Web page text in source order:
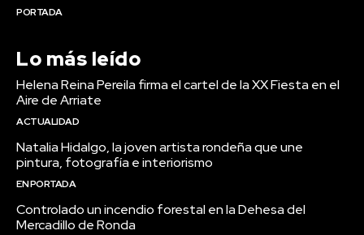
PORTADA
Lo más leído
Helena Reina Pereila firma el cartel de la XX Fiesta en el
Aire de Arriate
ACTUALIDAD
Natalia Hidalgo, la joven artista rondeña que une
pintura, fotografía e interiorismo
EN PORTADA
Controlado un incendio forestal en la Dehesa del
Mercadillo de Ronda